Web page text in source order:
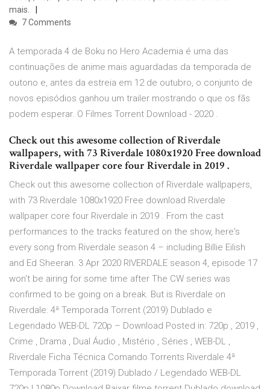
mais.
7 Comments
A temporada 4 de Boku no Hero Academia é uma das
continuações de anime mais aguardadas da temporada de
outono e, antes da estreia em 12 de outubro, o conjunto de
novos episódios ganhou um trailer mostrando o que os fãs
podem esperar. O Filmes Torrent Download - 2020 .
Check out this awesome collection of Riverdale
wallpapers, with 73 Riverdale 1080x1920 Free download
Riverdale wallpaper core four Riverdale in 2019 .
Check out this awesome collection of Riverdale wallpapers,
with 73 Riverdale 1080x1920 Free download Riverdale
wallpaper core four Riverdale in 2019 . From the cast
performances to the tracks featured on the show, here's
every song from Riverdale season 4 – including Billie Eilish
and Ed Sheeran. 3 Apr 2020 RIVERDALE season 4, episode 17
won't be airing for some time after The CW series was
confirmed to be going on a break. But is Riverdale on
Riverdale: 4ª Temporada Torrent (2019) Dublado e
Legendado WEB-DL 720p – Download Posted in: 720p , 2019 ,
Crime , Drama , Dual Áudio , Mistério , Séries , WEB-DL ,
Riverdale Ficha Técnica Comando Torrents Riverdale 4ª
Temporada Torrent (2019) Dublado / Legendado WEB-DL